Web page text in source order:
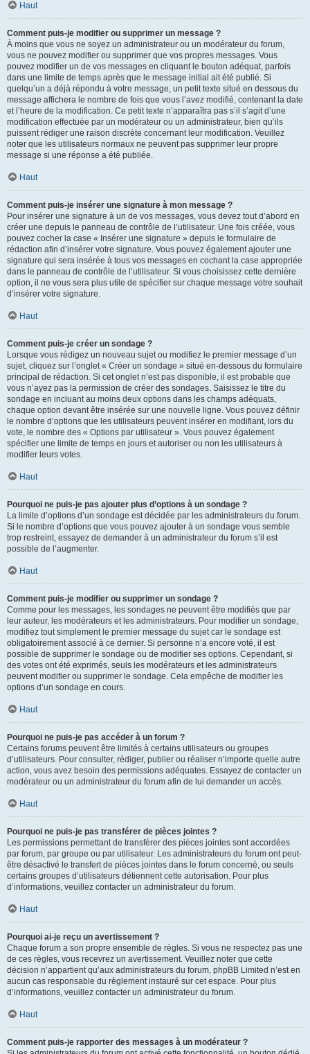
Haut
Comment puis-je modifier ou supprimer un message ?
À moins que vous ne soyez un administrateur ou un modérateur du forum,
vous ne pouvez modifier ou supprimer que vos propres messages. Vous
pouvez modifier un de vos messages en cliquant le bouton adéquat, parfois
dans une limite de temps après que le message initial ait été publié. Si
quelqu’un a déjà répondu à votre message, un petit texte situé en dessous du
message affichera le nombre de fois que vous l’avez modifié, contenant la date
et l’heure de la modification. Ce petit texte n’apparaîtra pas s’il s’agit d’une
modification effectuée par un modérateur ou un administrateur, bien qu’ils
puissent rédiger une raison discrète concernant leur modification. Veuillez
noter que les utilisateurs normaux ne peuvent pas supprimer leur propre
message si une réponse a été publiée.
Haut
Comment puis-je insérer une signature à mon message ?
Pour insérer une signature à un de vos messages, vous devez tout d’abord en
créer une depuis le panneau de contrôle de l’utilisateur. Une fois créée, vous
pouvez cocher la case « Insérer une signature » depuis le formulaire de
rédaction afin d’insérer votre signature. Vous pouvez également ajouter une
signature qui sera insérée à tous vos messages en cochant la case appropriée
dans le panneau de contrôle de l’utilisateur. Si vous choisissez cette dernière
option, il ne vous sera plus utile de spécifier sur chaque message votre souhait
d’insérer votre signature.
Haut
Comment puis-je créer un sondage ?
Lorsque vous rédigez un nouveau sujet ou modifiez le premier message d’un
sujet, cliquez sur l’onglet « Créer un sondage » situé en-dessous du formulaire
principal de rédaction. Si cet onglet n’est pas disponible, il est probable que
vous n’ayez pas la permission de créer des sondages. Saisissez le titre du
sondage en incluant au moins deux options dans les champs adéquats,
chaque option devant être insérée sur une nouvelle ligne. Vous pouvez définir
le nombre d’options que les utilisateurs peuvent insérer en modifiant, lors du
vote, le nombre des « Options par utilisateur ». Vous pouvez également
spécifier une limite de temps en jours et autoriser ou non les utilisateurs à
modifier leurs votes.
Haut
Pourquoi ne puis-je pas ajouter plus d’options à un sondage ?
La limite d’options d’un sondage est décidée par les administrateurs du forum.
Si le nombre d’options que vous pouvez ajouter à un sondage vous semble
trop restreint, essayez de demander à un administrateur du forum s’il est
possible de l’augmenter.
Haut
Comment puis-je modifier ou supprimer un sondage ?
Comme pour les messages, les sondages ne peuvent être modifiés que par
leur auteur, les modérateurs et les administrateurs. Pour modifier un sondage,
modifiez tout simplement le premier message du sujet car le sondage est
obligatoirement associé à ce dernier. Si personne n’a encore voté, il est
possible de supprimer le sondage ou de modifier ses options. Cependant, si
des votes ont été exprimés, seuls les modérateurs et les administrateurs
peuvent modifier ou supprimer le sondage. Cela empêche de modifier les
options d’un sondage en cours.
Haut
Pourquoi ne puis-je pas accéder à un forum ?
Certains forums peuvent être limités à certains utilisateurs ou groupes
d’utilisateurs. Pour consulter, rédiger, publier ou réaliser n’importe quelle autre
action, vous avez besoin des permissions adéquates. Essayez de contacter un
modérateur ou un administrateur du forum afin de lui demander un accès.
Haut
Pourquoi ne puis-je pas transférer de pièces jointes ?
Les permissions permettant de transférer des pièces jointes sont accordées
par forum, par groupe ou par utilisateur. Les administrateurs du forum ont peut-
être désactivé le transfert de pièces jointes dans le forum concerné, ou seuls
certains groupes d’utilisateurs détiennent cette autorisation. Pour plus
d’informations, veuillez contacter un administrateur du forum.
Haut
Pourquoi ai-je reçu un avertissement ?
Chaque forum a son propre ensemble de règles. Si vous ne respectez pas une
de ces règles, vous recevrez un avertissement. Veuillez noter que cette
décision n’appartient qu’aux administrateurs du forum, phpBB Limited n’est en
aucun cas responsable du règlement instauré sur cet espace. Pour plus
d’informations, veuillez contacter un administrateur du forum.
Haut
Comment puis-je rapporter des messages à un modérateur ?